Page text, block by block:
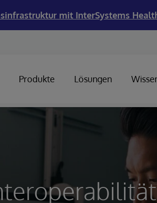
mit InterSystems
Produkte Lösungen